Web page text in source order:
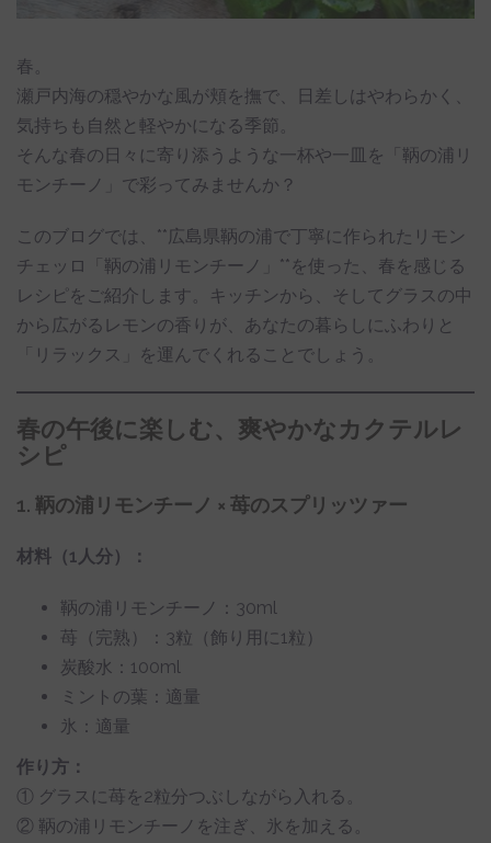
春。
瀬戸内海の穏やかな風が頬を撫で、日差しはやわらかく、
気持ちも自然と軽やかになる季節。
そんな春の日々に寄り添うような一杯や一皿を「鞆の浦リ
モンチーノ」で彩ってみませんか？
このブログでは、**広島県鞆の浦で丁寧に作られたリモン
チェッロ「鞆の浦リモンチーノ」**を使った、春を感じる
レシピをご紹介します。キッチンから、そしてグラスの中
から広がるレモンの香りが、あなたの暮らしにふわりと
「リラックス」を運んでくれることでしょう。
春の午後に楽しむ、爽やかなカクテルレ
シピ
1. 鞆の浦リモンチーノ × 苺のスプリッツァー
材料（1人分）：
鞆の浦リモンチーノ：30ml
苺（完熟）：3粒（飾り用に1粒）
炭酸水：100ml
ミントの葉：適量
氷：適量
作り方：
① グラスに苺を2粒分つぶしながら入れる。
② 鞆の浦リモンチーノを注ぎ、氷を加える。